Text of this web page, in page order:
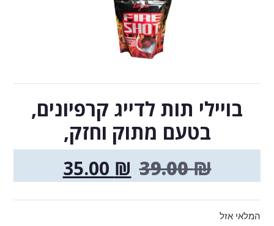
בויילי תות לדייג קרפיונים,
בטעם מתוק וחזק,
39.00₪
35.00 ₪
המלאי אזל